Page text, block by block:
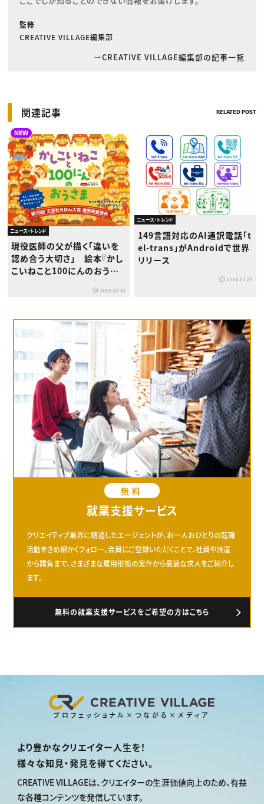
監修
CREATIVE VILLAGE編集部
CREATIVE VILLAGE編集部の記事一覧
関連記事 RELATED POST
NEW
ニュース・トレンド
現役医師の父が描く「違いを
認め合う大切さ」 絵本『かし
こいねこと100にんのおうさ
2026.07.31
ニュース・トレンド
149言語対応のAI通訳電話「t
el-trans」がAndroidで世界
リリース
2026.07.29
無料
就業支援サービス
クリエイティブ業界に精通したエージェントが、お一人おひとりの転職
活動をきめ細かくフォロー。会員にご登録いただくことで、社員や派遣
から請負まで、さまざまな雇用形態の案件から最適な求人をご紹介し
ます。
無料の就業支援サービスをご希望の方はこちら
プロフェッショナル×つながる×メディア
より豊かなクリエイター人生を！
様々な知見・発見を得てください。
CREATIVE VILLAGEは、クリエイターの生涯価値向上のため、有益
な各種コンテンツを発信しています。